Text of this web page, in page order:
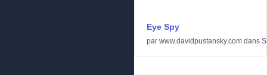
Eye Spy
par www.davidpustansky.com dans